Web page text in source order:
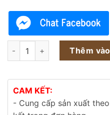
Đèn pha led module 100w
Thêm
CAM KẾT:
- Cung cấp sản xuất